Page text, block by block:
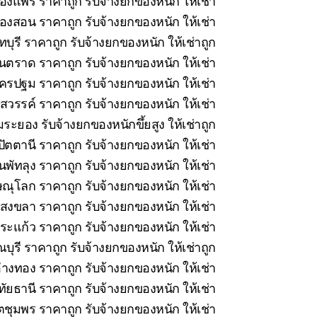
งสอน ราคาถูก รับจ้างยกของหนัก ให้เช่า
บุรี ราคาถูก รับจ้างยกของหนัก ให้เช่าถูก
ตราด ราคาถูก รับจ้างยกของหนัก ให้เช่า
รปฐม ราคาถูก รับจ้างยกของหนัก ให้เช่า
วรรค์ ราคาถูก รับจ้างยกของหนัก ให้เช่า
ะยอง รับจ้างยกของหนักขึ้ยสูง ให้เช่าถูก
ตตานี ราคาถูก รับจ้างยกของหนัก ให้เช่า
พัทลุง ราคาถูก รับจ้างยกของหนัก ให้เช่า
โลก ราคาถูก รับจ้างยกของหนัก ให้เช่า
งขลา ราคาถูก รับจ้างยกของหนัก ให้เช่า
ะแก้ว ราคาถูก รับจ้างยกของหนัก ให้เช่า
รี ราคาถูก รับจ้างยกของหนัก ให้เช่าถูก
งทอง ราคาถูก รับจ้างยกของหนัก ให้เช่า
ยธานี ราคาถูก รับจ้างยกของหนัก ให้เช่า
ชุมพร ราคาถูก รับจ้างยกของหนัก ให้เช่า